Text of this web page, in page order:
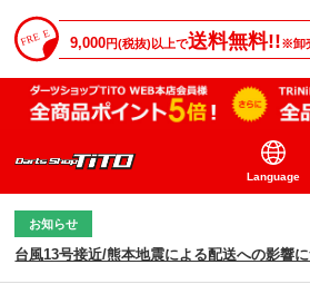
9,000円(税抜)以上で送料無料!!※卸
Language
お知らせ
台風13号接近/熊本地震による配送への影響